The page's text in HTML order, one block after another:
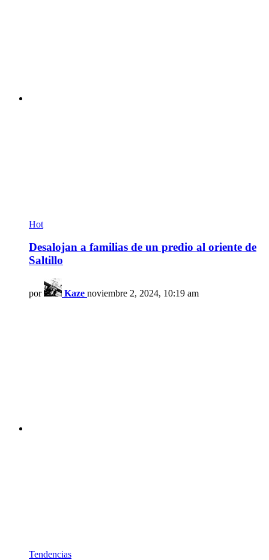
Hot
Desalojan a familias de un predio al oriente de
Saltillo
por Kaze noviembre 2, 2024, 10:19 am
Tendencias